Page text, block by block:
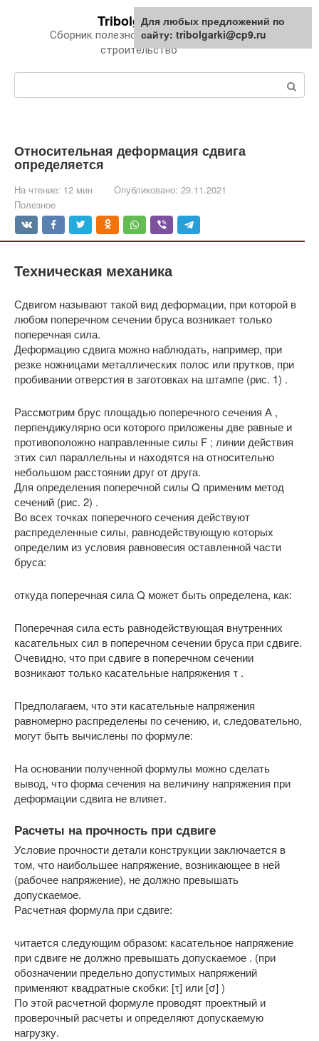
Tribolgarki.ru
Сборник полезной информации про
строительство
Относительная деформация сдвига
определяется
На чтение: 12 мин Опубликовано: 29.11.2021
Полезное
Техническая механика
Сдвигом называют такой вид деформации, при которой в
любом поперечном сечении бруса возникает только
поперечная сила.
Деформацию сдвига можно наблюдать, например, при
резке ножницами металлических полос или прутков, при
пробивании отверстия в заготовках на штампе (рис. 1) .
Рассмотрим брус площадью поперечного сечения А ,
перпендикулярно оси которого приложены две равные и
противоположно направленные силы F ; линии действия
этих сил параллельны и находятся на относительно
небольшом расстоянии друг от друга.
Для определения поперечной силы Q применим метод
сечений (рис. 2) .
Во всех точках поперечного сечения действуют
распределенные силы, равнодействующую которых
определим из условия равновесия оставленной части
бруса:
откуда поперечная сила Q может быть определена, как:
Поперечная сила есть равнодействующая внутренних
касательных сил в поперечном сечении бруса при сдвиге.
Очевидно, что при сдвиге в поперечном сечении
возникают только касательные напряжения τ .
Предполагаем, что эти касательные напряжения
равномерно распределены по сечению, и, следовательно,
могут быть вычислены по формуле:
На основании полученной формулы можно сделать
вывод, что форма сечения на величину напряжения при
деформации сдвига не влияет.
Расчеты на прочность при сдвиге
Условие прочности детали конструкции заключается в
том, что наибольшее напряжение, возникающее в ней
(рабочее напряжение), не должно превышать
допускаемое.
Расчетная формула при сдвиге:
читается следующим образом: касательное напряжение
при сдвиге не должно превышать допускаемое . (при
обозначении предельно допустимых напряжений
применяют квадратные скобки: [τ] или [σ] )
По этой расчетной формуле проводят проектный и
проверочный расчеты и определяют допускаемую
нагрузку.
Для любых предложений по
сайту: tribolgarki@cp9.ru